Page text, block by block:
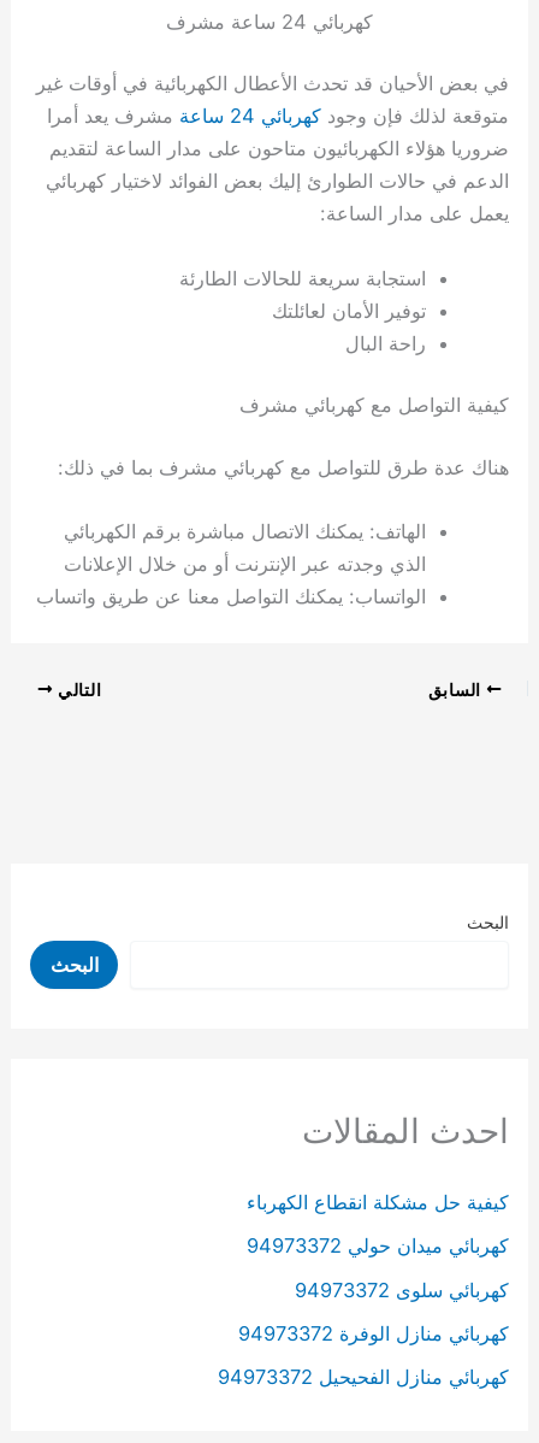
كهربائي 24 ساعة مشرف
في بعض الأحيان قد تحدث الأعطال الكهربائية في أوقات غير
متوقعة لذلك فإن وجودكهربائي 24 ساعة
مشرف يعد أمرا
ضروريا هؤلاء الكهربائيون متاحون على مدار الساعة لتقديم
الدعم في حالات الطوارئ إليك بعض الفوائد لاختيار كهربائي
يعمل على مدار الساعة:
استجابة سريعة للحالات الطارئة
توفير الأمان لعائلتك
راحة البال
كيفية التواصل مع كهربائي مشرف
هناك عدة طرق للتواصل مع كهربائي مشرف بما في ذلك:
الهاتف: يمكنك الاتصال مباشرة برقم الكهربائي
الذي وجدته عبر الإنترنت أو من خلال الإعلانات
الواتساب: يمكنك التواصل معنا عن طريق واتساب
السابق التالي
البحث
البحث
احدث المقالات
كيفية حل مشكلة انقطاع الكهرباء
كهربائي ميدان حولي 94973372
كهربائي سلوى 94973372
كهربائي منازل الوفرة 94973372
كهربائي منازل الفحيحيل 94973372